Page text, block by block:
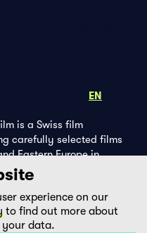
EN
is a Swiss film
carefully selected films
Eastern Europe in
own DVD edition and the
experience on our
to find out more about
your data.